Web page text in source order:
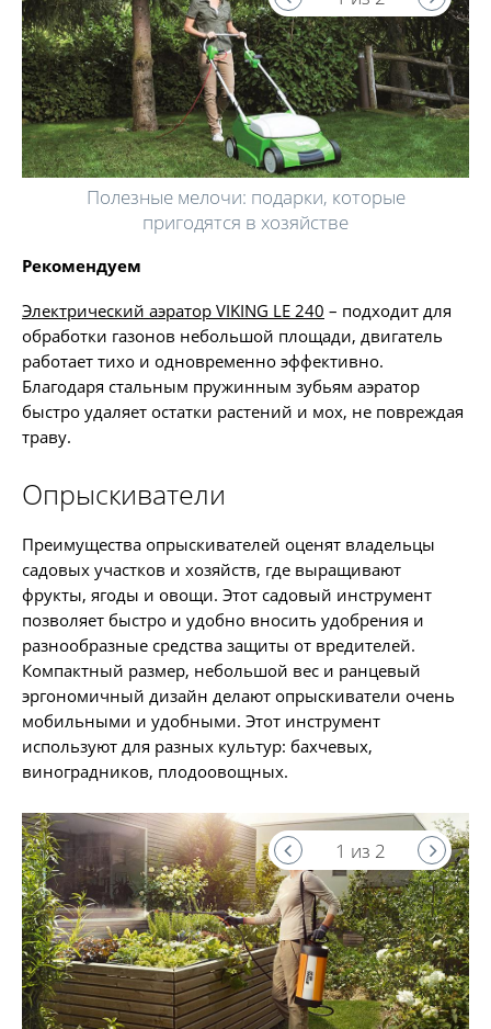
Полезные мелочи: подарки, которые
пригодятся в хозяйстве
Рекомендуем
Электрический аэратор VIKING LE 240 – подходит для
обработки газонов небольшой площади, двигатель
работает тихо и одновременно эффективно.
Благодаря стальным пружинным зубьям аэратор
быстро удаляет остатки растений и мох, не повреждая
траву.
Опрыскиватели
Преимущества опрыскивателей оценят владельцы
садовых участков и хозяйств, где выращивают
фрукты, ягоды и овощи. Этот садовый инструмент
позволяет быстро и удобно вносить удобрения и
разнообразные средства защиты от вредителей.
Компактный размер, небольшой вес и ранцевый
эргономичный дизайн делают опрыскиватели очень
мобильными и удобными. Этот инструмент
используют для разных культур: бахчевых,
виноградников, плодоовощных.
1 из 2